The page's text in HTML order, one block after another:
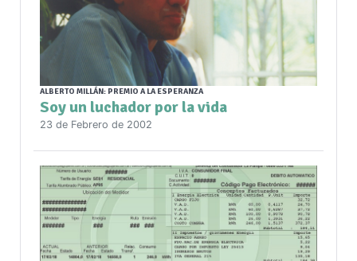
ALBERTO MILLÁN: PREMIO A LA ESPERANZA
Soy un luchador por la vida
23 de Febrero de 2002